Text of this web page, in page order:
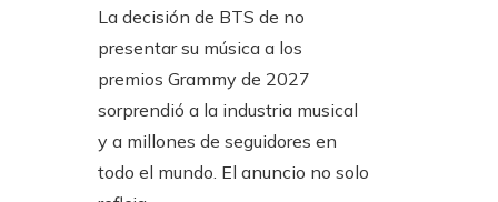
La decisión de BTS de no
presentar su música a los
premios Grammy de 2027
sorprendió a la industria musical
y a millones de seguidores en
todo el mundo. El anuncio no solo